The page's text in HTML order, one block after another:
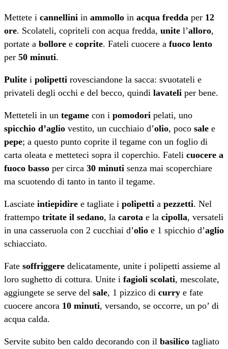
Mettete i cannellini in ammollo in acqua fredda per 12
ore. Scolateli, copriteli con acqua fredda, unite l’alloro,
portate a bollore e coprite. Fateli cuocere a fuoco lento
per 50 minuti.
Pulite i polipetti rovesciandone la sacca: svuotateli e
privateli degli occhi e del becco, quindi lavateli per bene.
Metteteli in un tegame con i pomodori pelati, uno
spicchio d’aglio vestito, un cucchiaio d’olio, poco sale e
pepe; a questo punto coprite il tegame con un foglio di
carta oleata e metteteci sopra il coperchio. Fateli cuocere a
fuoco basso per circa 30 minuti senza mai scoperchiare
ma scuotendo di tanto in tanto il tegame.
Lasciate intiepidire e tagliate i polipetti a pezzetti. Nel
frattempo tritate il sedano, la carota e la cipolla, versateli
in una casseruola con 2 cucchiai d’olio e 1 spicchio d’aglio
schiacciato.
Fate soffriggere delicatamente, unite i polipetti assieme al
loro sughetto di cottura. Unite i fagioli scolati, mescolate,
aggiungete se serve del sale, 1 pizzico di curry e fate
cuocere ancora 10 minuti, versando, se occorre, un po’ di
acqua calda.
Servite subito ben caldo decorando con il basilico tagliato